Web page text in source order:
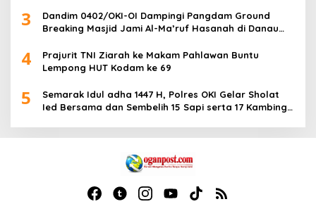
3
Dandim 0402/OKI-OI Dampingi Pangdam Ground
Breaking Masjid Jami Al-Ma’ruf Hasanah di Danau
4
Prajurit TNI Ziarah ke Makam Pahlawan Buntu
Lempong HUT Kodam ke 69
5
Semarak Idul adha 1447 H, Polres OKI Gelar Sholat
Ied Bersama dan Sembelih 15 Sapi serta 17 Kambing